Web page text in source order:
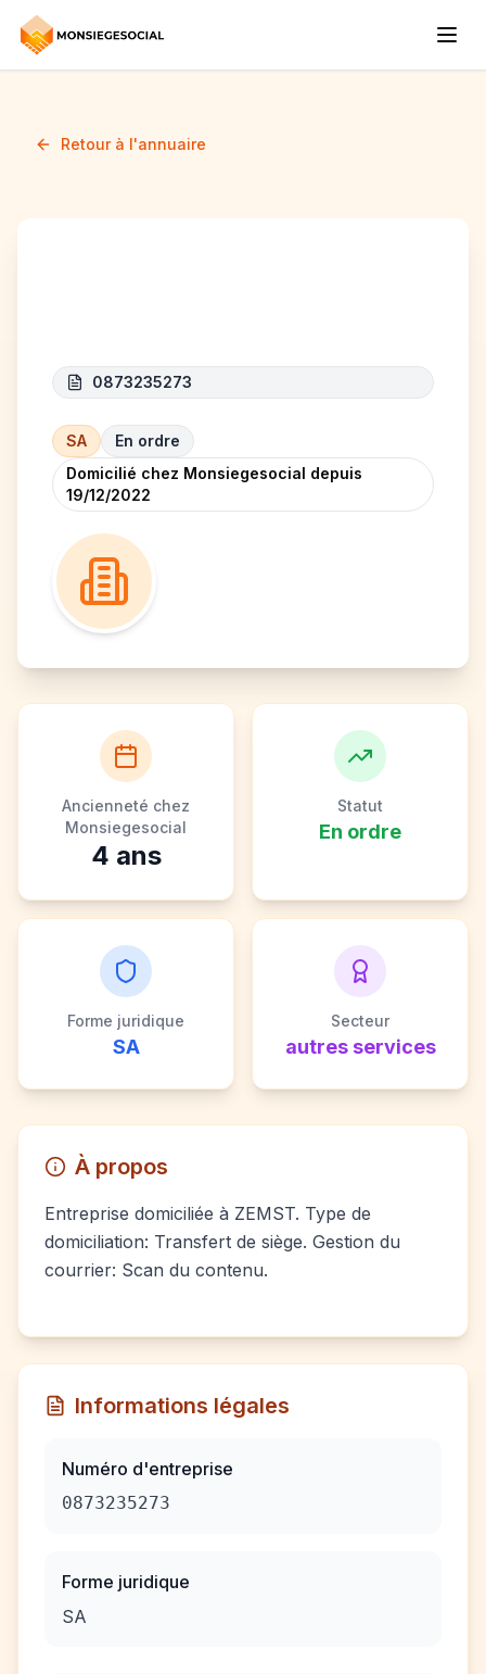
Retour à l'annuaire
0873235273
SA
En ordre
Domicilié chez Monsiegesocial depuis
19/12/2022
Ancienneté chez
Monsiegesocial
4 ans
Statut
En ordre
Forme juridique
SA
Secteur
autres services
À propos
Entreprise domiciliée à ZEMST. Type de
domiciliation: Transfert de siège. Gestion du
courrier: Scan du contenu.
Informations légales
Numéro d'entreprise
0873235273
Forme juridique
SA